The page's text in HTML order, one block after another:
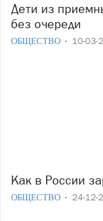
Дети из приемных семей попадут в детский сад
без очереди
ОБЩЕСТВО 10-03-
Как в России
ОБЩЕСТВО 24-12-